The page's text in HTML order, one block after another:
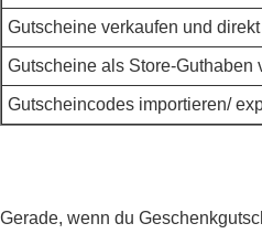
Gutscheine verkaufen und
Gutscheine als Store-Guthaben
Gutscheincodes importieren/
Gerade, wenn du